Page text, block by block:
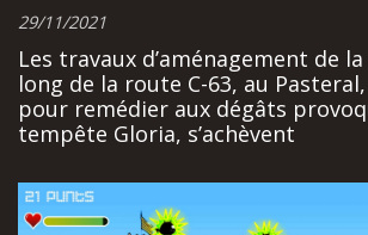
29/11/2021
Les travaux d’aménagement de
long de la route C-63, au
pour remédier aux dégâts
tempête Gloria, s’achèvent